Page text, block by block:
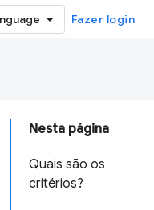
Fazer login
Nesta página
Quais são os
critérios?